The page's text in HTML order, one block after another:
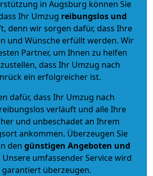
in Augsburg können Sie
Ihr Umzug reibungslos und
denn wir sorgen dafür, dass Ihre
und Wünsche erfüllt werden. Wir
Partner, um Ihnen zu helfen
dass Ihr Umzug nach
ein erfolgreicher ist.
dafür, dass Ihr Umzug nach
verläuft und alle Ihre
und unbeschadet an Ihrem
ankommen. Überzeugen Sie
den günstigen Angeboten und
Unsere umfassender Service wird
garantiert überzeugen.